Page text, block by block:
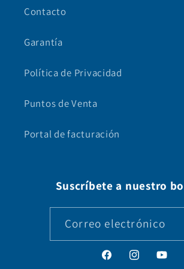
Contacto
Garantía
Política de Privacidad
Puntos de Venta
Portal de facturación
Suscríbete a nuestro
Correo electrónico
FacebookInstagram